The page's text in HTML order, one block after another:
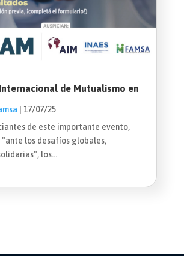
de Mutualismo en
17/07/25
de este importante evento,
"ante los desafíos globales,
los...